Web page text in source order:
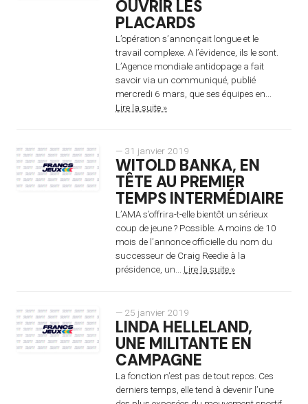
OUVRIR LES
PLACARDS
L’opération s’annonçait longue et le
travail complexe. A l’évidence, ils le sont.
L’Agence mondiale antidopage a fait
savoir via un communiqué, publié
mercredi 6 mars, que ses équipes en...
Lire la suite »
— 31 janvier 2019
WITOLD BANKA, EN
TÊTE AU PREMIER
TEMPS INTERMÉDIAIRE
L’AMA s’offrira-t-elle bientôt un sérieux
coup de jeune ? Possible. A moins de 10
mois de l’annonce officielle du nom du
successeur de Craig Reedie à la
présidence, un... Lire la suite »
— 25 janvier 2019
LINDA HELLELAND,
UNE MILITANTE EN
CAMPAGNE
La fonction n’est pas de tout repos. Ces
derniers temps, elle tend à devenir l’une